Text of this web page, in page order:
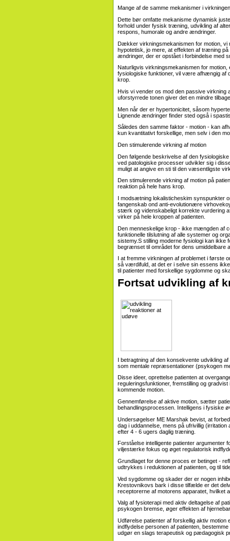
Mange af de samme mekanismer i
Dette bør omfatte mekanisme dynamisk
forhold under fysisk træning, udvikling af
respons, humorale og andre ændringer.
Dækker virkningsmekanismen for motion,
hypotetisk, jo mere, at effekten af ​​træning
ændringer, der er opstået i forbindelse med
Naturligvis virkningsmekanismen for
fysiologiske funktioner, vil være afhængig af
krop.
Hvis vi vender os mod den passive virkning
uforstyrrede tonen giver det en mindre
Men når der er hypertonicitet, såsom
Lignende ændringer finder sted også i
Således den samme faktor - motion - kan
kun kvantitativt forskellige, men selv i den
Den stimulerende virkning af motion
Den følgende beskrivelse af den
ved patologiske processer udvikler sig i
muligt at angive en sti til den væsentligste
Den stimulerende virkning af motion på
reaktion på hele hans krop.
I modsætning lokalisticheskim synspunkter
fangenskab ond anti-evolutionære
stærk og videnskabeligt korrekte vurdering
virker på hele kroppen af ​​patienten.
Den menneskelige krop - ikke mængden af
funktionelle tilslutning af alle systemer og
sistemy.S stilling moderne fysiologi kan
begrænset til området for dens umiddelbare
I at fremme virkningen af ​​problemet i første
så værdifuld, at det er i selve sin essens
til patienter med forskellige sygdomme og
Fortsat udvikling af
I betragtning af den konsekvente udvikling
som mentale repræsentationer (psykogen
Disse ideer, oprettelse patienten at
reguleringsfunktioner, fremstilling og
kommende motion.
Gennemførelse af aktive motion, sætter
behandlingsprocessen. Intelligens i fysiske
Undersøgelser ME Marshak bevist, at
dag i uddannelse, mens på ufrivillig
efter 4 - 6 ugers daglig træning.
Forståelse intelligente patienter
viljestærke fokus og øget regulatorisk
Grundlaget for denne proces er betinget -
udtrykkes i reduktionen af ​​patienten, og til
Ved sygdomme og skader der er nogen
Krestovnikovs bark i disse tilfælde er det
receptorerne af motorens apparatet, hvilket
Valg af fysioterapi med aktiv deltagelse af
psykogen bremse, øger effekten af
Udførelse patienter af forskellig aktiv motion
indflydelse personen af ​​patienten,
udgør en slags terapeutisk og pædagogisk